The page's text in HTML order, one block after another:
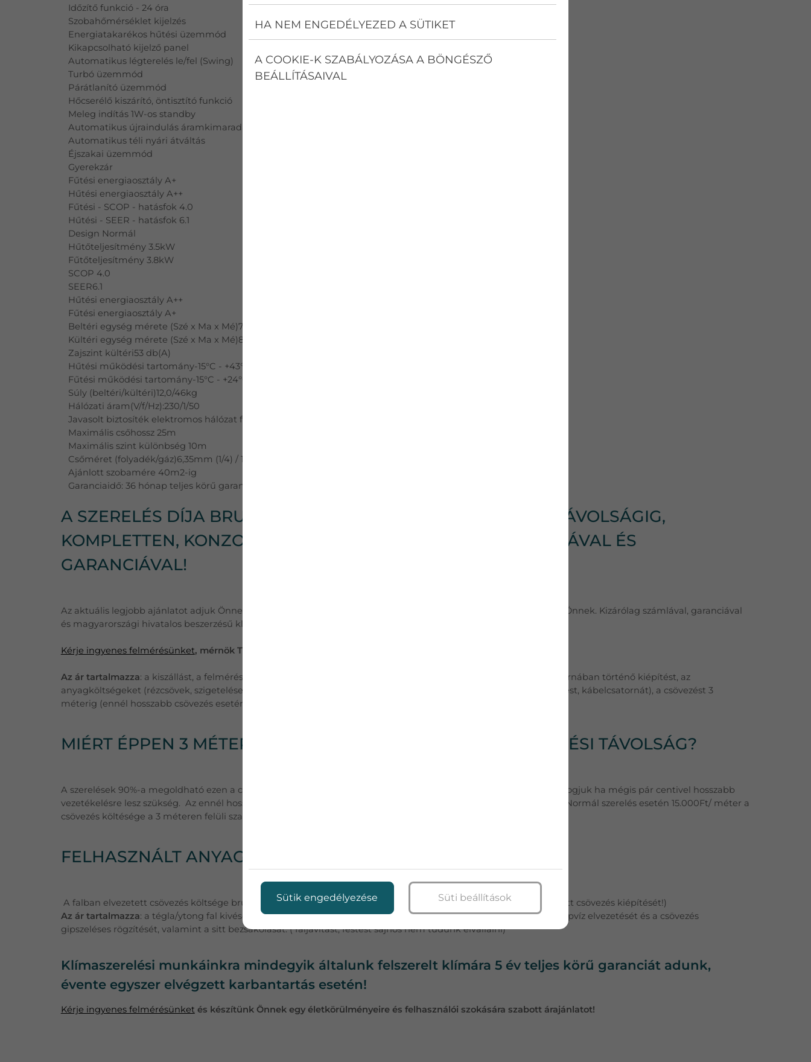
Időzítő funkció - 24 óra
Szobahőmérséklet kijelzés
Energiatakarékos hűtési üzemmód
Kikapcsolható kijelző panel
Automatikus légterelés le/fel (Swing)
Turbó üzemmód
Párátlanító üzemmód
Hőcserélő kiszárító, öntisztító funkció
Meleg indítás 1W-os standby
Automatikus újraindulás áramkimaradás után
Automatikus téli nyári átváltás
Éjszakai üzemmód
Gyerekzár
Fűtési energiaosztály A+
Hűtési energiaosztály A++
Fűtési - SCOP - hatásfok 4.0
Hűtési - SEER - hatásfok 6.1
Design Normál
Hűtőteljesítmény 3.5kW
Fűtőteljesítmény 3.8kW
SCOP 4.0
SEER6.1
Hűtési energiaosztály A++
Fűtési energiaosztály A+
Beltéri egység mérete (Szé x Ma x Mé)790x265x174 mm
Kültéri egység mérete (Szé x Ma x Mé)842x596x320 mm
Zajszint kültéri53 db(A)
Hűtési működési tartomány-15°C - +43°C
Fűtési működési tartomány-15°C - +24°C
Súly (beltéri/kültéri)12,0/46kg
Hálózati áram(V/f/Hz):230/1/50
Javasolt biztosíték elektromos hálózat felől C20A
Maximális csőhossz 25m
Maximális szint különbség 10m
Csőméret (folyadék/gáz)6,35mm (1/4) / 12mm (1/2)
Ajánlott szobamére 40m2-ig
Garanciaidő: 36 hónap teljes körű garancia + a kompresszorra 24 hó
A SZERELÉS DÍJA BRUTTÓ 120.000,- FT, 3 MÉTER SZERELÉSI TÁVOLSÁGIG,
KOMPLETTEN, KONZOLLAL, MINŐSÉGI ANYAGOKKAL, SZÁMLÁVAL ÉS
GARANCIÁVAL!
Az aktuális legjobb ajánlatot adjuk Önnek, több tipusra és árkategóriában, segítünk a legjobb döntést meghozni Önnek. Kizárólag számlával, garanciával
és magyarországi hivatalos beszerzésű klímákkal, anyagokkal dolgozunk!
Kérje ingyenes felmérésünket, mérnök Tanácsadó kollégánk felkeresi Önt otthonában és elkészítjük árajánlatát!
Az ár tartalmazza: a kiszállást, a felmérést, egy fal átfúrását, a kültéri és a beltéri egység felszerelését, a kábelcsatornában történő kiépítést, az
anyagköltségeket (rézcsövek, szigetelések, kültéri tartókonzolt vagy terasztartót, cseppvízcsövet, hűtőközeg rátöltést, kábelcsatornát), a csövezést 3
méterig (ennél hosszabb csövezés esetén a plusz költség 15.000 Ft méterenként).
MIÉRT ÉPPEN 3 MÉTER AZ AJÁNLATBAN MEGADOTT CSÖVEZÉSI TÁVOLSÁG?
A szerelések 90%-a megoldható ezen a csőhosszon belül, így nem kell számolgatnia a centiket, ahogyan mi sem fogjuk ha mégis pár centivel hosszabb
vezetékelésre lesz szükség. Az ennél hosszabb csövezésekre egyedi árat kap majd a felmérés utáni árajánlatban. Normál szerelés esetén 15.000Ft/ méter a
csövezés költésége a 3 méteren felüli szakaszra számolva.
FELHASZNÁLT ANYAGOK»
A falban elvezetett csövezés költsége bruttó 20.000 Ft/méter.( csak elő és utószezonban vállalunk falban elvezetett csövezés kiépítését!)
Az ár tartalmazza: a tégla/ytong fal kivésését, a csövezés kialakítását, az elektromos bekötések elkészítését, a cseppvíz elvezetését és a csövezés
gipszeléses rögzítését, valamint a sitt bezsákolását. ( faljavítást, festést sajnos nem tudunk elvállalni)
Klímaszerelési munkáinkra mindegyik általunk felszerelt klímára 5 év teljes körű garanciát adunk,
évente egyszer elvégzett karbantartás esetén!
Kérje ingyenes felmérésünketés készítünk Önnek egy életkörülményeire és felhasználói szokására szabott árajánlatot!
HA NEM ENGEDÉLYEZED A SÜTIKET
A COOKIE-K SZABÁLYOZÁSA A BÖNGÉSZŐ
BEÁLLÍTÁSAIVAL
Sütik engedélyezése Süti beállítások